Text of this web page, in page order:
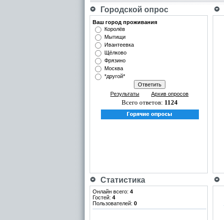
Городской опрос
Ваш город проживания
Королёв
Мытищи
Ивантеевка
Щёлково
Фрязино
Москва
*другой*
Результаты Архив опросов
Всего ответов: 1124
Статистика
Онлайн всего: 4
Гостей: 4
Пользователей: 0